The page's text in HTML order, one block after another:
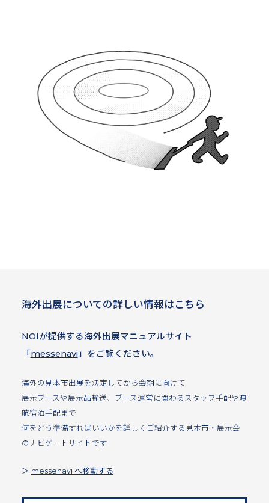
海外出展についての詳しい情報はこちら
NOIが提供する海外出展マニュアルサイト
「messenavi」をご覧ください。
海外の見本市出展を決定してから会期に向けて
展示ブースや展示品輸送、ブース運営に関わるスタッフ手配や渡
航宿泊手配まで
何をどう準備すればいいかを詳しくご紹介する見本市・展示会
のナビゲートサイトです
＞ messenavi へ移動する